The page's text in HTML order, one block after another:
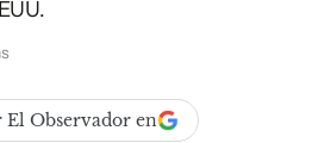
El Observador en